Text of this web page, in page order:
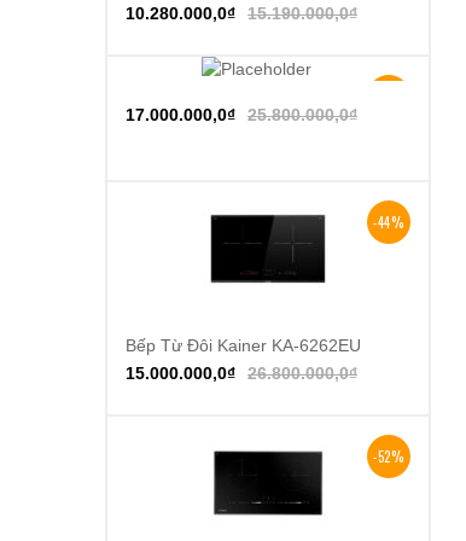
15.190.000,0₫
10.280.000,0₫
Thêm vào giỏ hàng
25.800.000,0₫
17.000.000,0₫
-44%
Thêm vào giỏ hàng
Bếp Từ Đôi Kainer KA-6262EU
26.800.000,0₫
15.000.000,0₫
-52%